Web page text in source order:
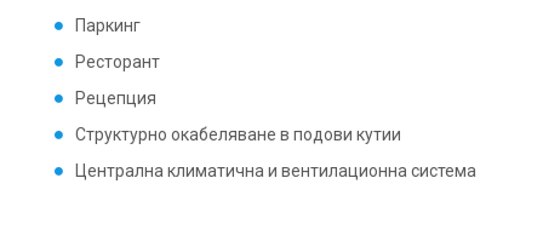
Паркинг
Ресторант
Рецепция
Структурно окабеляване в подови кутии
Централна климатична и вентилационна система